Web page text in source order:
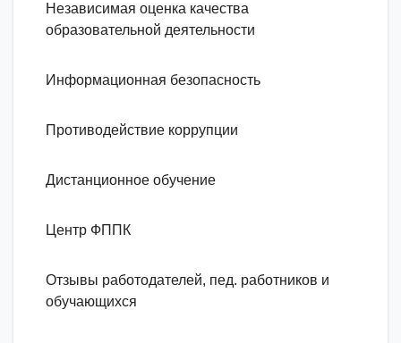
Независимая оценка качества
образовательной деятельности
Информационная безопасность
Противодействие коррупции
Дистанционное обучение
Центр ФППК
Отзывы работодателей, пед. работников и
обучающихся